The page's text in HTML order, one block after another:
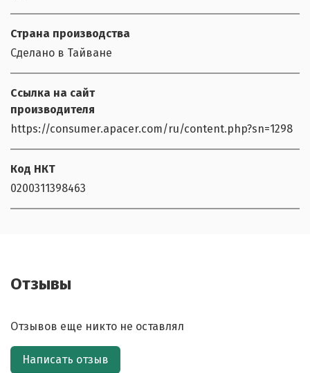
Страна производства
Сделано в Тайване
Ссылка на сайт
производителя
https://consumer.apacer.com/ru/content.php?sn=1298
Код НКТ
0200311398463
Отзывы
Отзывов еще никто не оставлял
Написать отзыв